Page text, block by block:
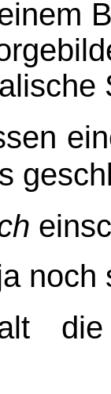
noch
die